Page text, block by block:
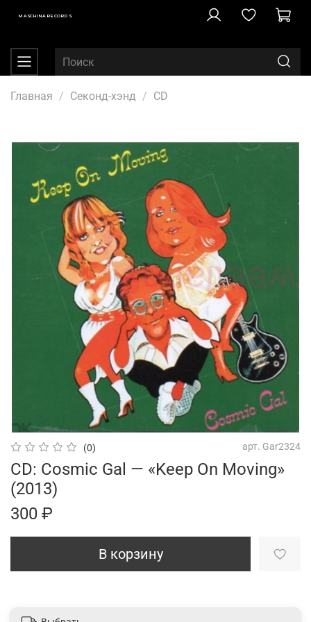
MASCHINA RECORDS
Главная Секонд-хэнд CD
(0) арт. Gar2324
CD: Cosmic Gal — «Keep On Moving»
(2013)
300 ₽
В корзину